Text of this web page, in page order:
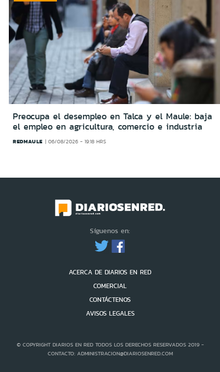
Preocupa el desempleo en Talca y el Maule: baja
el empleo en agricultura, comercio e industria
REDMAULE 06/08/2026 - 19:18 HRS
Síguenos en:
ACERCA DE DIARIOS EN RED
COMERCIAL
CONTÁCTENOS
AVISOS LEGALES
© COPYRIGHT DIARIOS EN RED TODOS LOS DERECHOS RESERVADOS 2019 -
CONTACTO: ADMINISTRACION@DIARIOSENRED.COM